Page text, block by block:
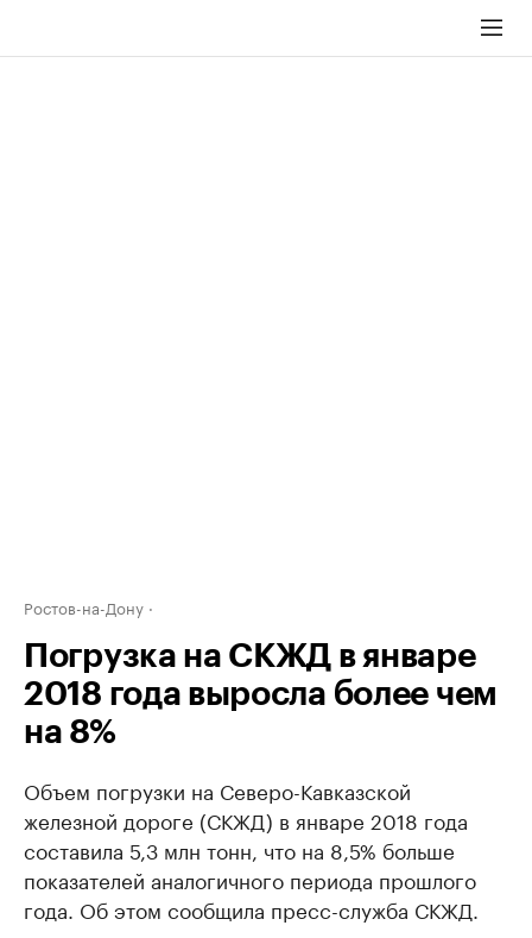
Ростов-на-Дону
Погрузка на СКЖД в январе
2018 года выросла более чем
на 8%
Объем погрузки на Северо-Кавказской
железной дороге (СКЖД) в январе 2018 года
составила 5,3 млн тонн, что на 8,5% больше
показателей аналогичного периода прошлого
года. Об этом сообщила пресс-служба СКЖД.